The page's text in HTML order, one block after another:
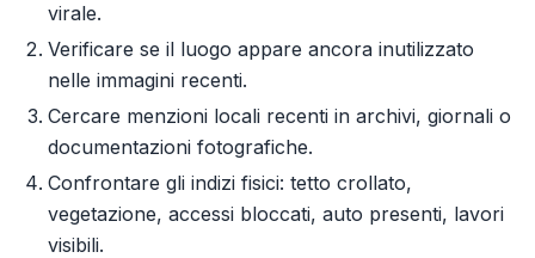
virale.
Verificare se il luogo appare ancora inutilizzato
nelle immagini recenti.
Cercare menzioni locali recenti in archivi, giornali o
documentazioni fotografiche.
Confrontare gli indizi fisici: tetto crollato,
vegetazione, accessi bloccati, auto presenti, lavori
visibili.